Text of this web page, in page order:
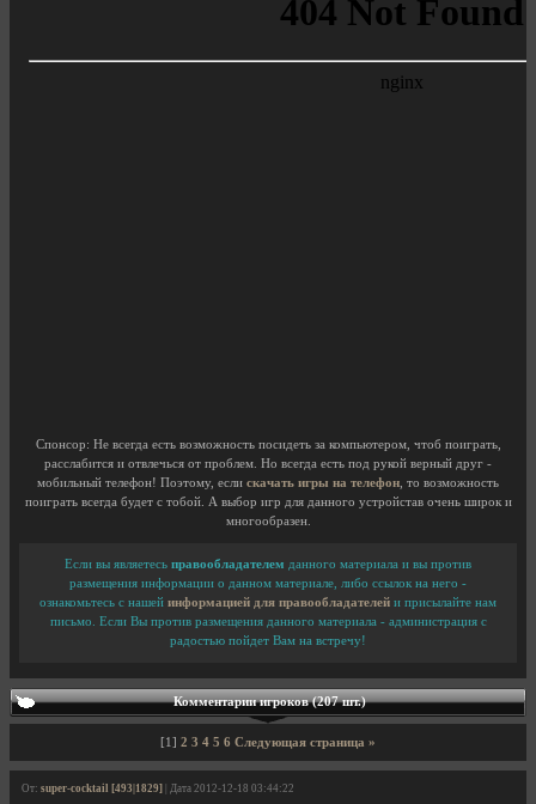
Спонсор: Не всегда есть возможность посидеть за компьютером, чтоб поиграть,
расслабится и отвлечься от проблем. Но всегда есть под рукой верный друг -
мобильный телефон! Поэтому, если скачать игры нa телефон, то возможность
поиграть всегда будет с тобой. А выбор игр для данного устройстав очень широк и
многообразен.
Если вы являетесь правообладателем данного материала и вы против
размещения информации о данном материале, либо ссылок на него -
ознакомьтесь с нашей информацией для правообладателей и присылайте нам
письмо. Если Вы против размещения данного материала - администрация с
радостью пойдет Вам на встречу!
Комментарии игроков (207 шт.)
[1] 2 3 4 5 6 Следующая страница »
От: super-cocktail [493|1829] | Дата 2012-12-18 03:44:22